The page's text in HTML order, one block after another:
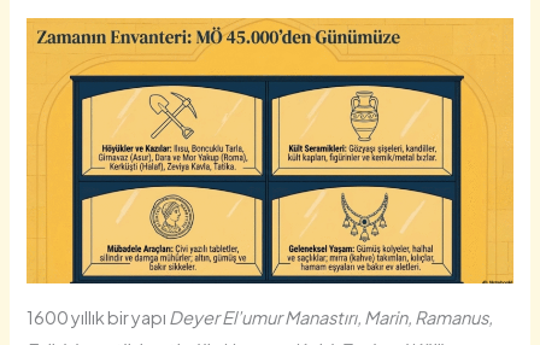
1600 yıllık bir yapı Deyer El’umur Manastırı, Marin, Ramanus,